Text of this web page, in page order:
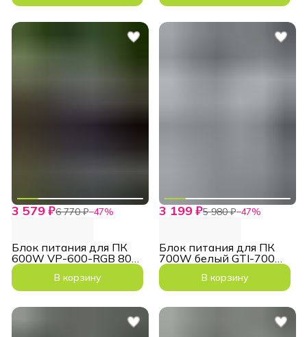
3 579 ₽6 770 ₽−47%
Блок питания для ПК
600W VP-600-RGB 80+
Bronze ATX
В корзину
3 199 ₽5 980 ₽−47%
Блок питания для ПК
700W белый GTI-700
ATX 140мм
В корзину